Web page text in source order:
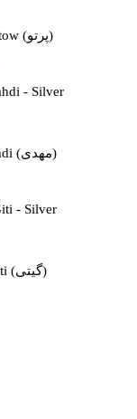
Namnhalsband Partow (پرتو)
Namnhalsband Mahdi (مهدی)
Namnhalsband Giti (گیتی)